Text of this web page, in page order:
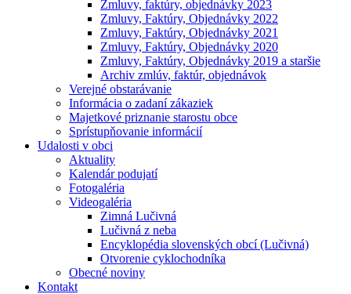
Zmluvy, faktúry, objednávky 2023
Zmluvy, Faktúry, Objednávky 2022
Zmluvy, Faktúry, Objednávky 2021
Zmluvy, Faktúry, Objednávky 2020
Zmluvy, Faktúry, Objednávky 2019 a staršie
Archiv zmlúv, faktúr, objednávok
Verejné obstarávanie
Informácia o zadaní zákaziek
Majetkové priznanie starostu obce
Sprístupňovanie informácií
Udalosti v obci
Aktuality
Kalendár podujatí
Fotogaléria
Videogaléria
Zimná Lučivná
Lučivná z neba
Encyklopédia slovenských obcí (Lučivná)
Otvorenie cyklochodníka
Obecné noviny
Kontakt